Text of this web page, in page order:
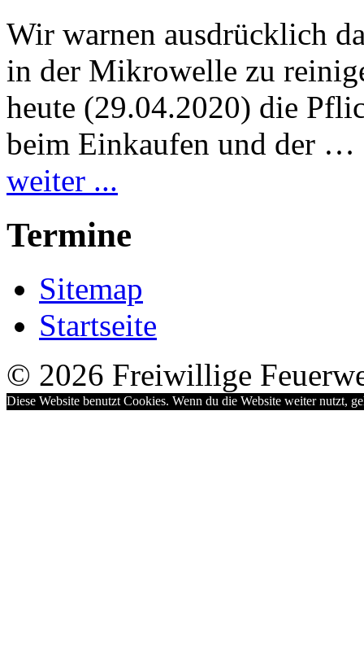
Wir warnen ausdrücklich
in der Mikrowelle zu
heute (29.04.2020) die
beim Einkaufen und der …
weiter ...
Termine
Sitemap
Startseite
© 2026 Freiwillige
Diese Website benutzt Cookies. Wenn du die Website weiter nutzt,